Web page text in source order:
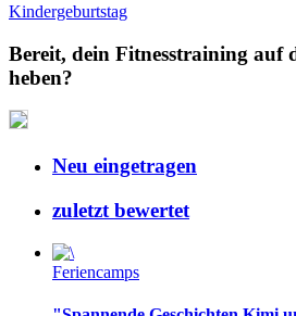
Kindergeburtstag
Bereit, dein Fitnesstraining auf
heben?
Neu eingetragen
zuletzt bewertet
Feriencamps